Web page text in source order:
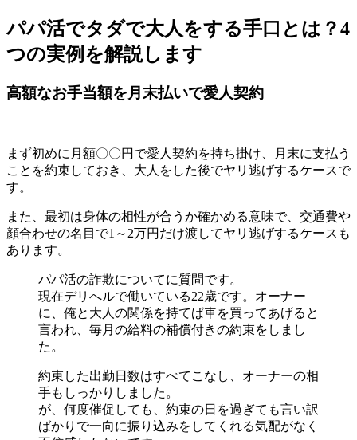
パパ活でタダで大人をする手口とは？4
つの実例を解説します
高額なお手当額を月末払いで愛人契約
まず初めに月額〇〇円で愛人契約を持ち掛け、月末に支払う
ことを約束しておき、大人をした後でヤリ逃げするケースで
す。
また、最初は身体の相性が合うか確かめる意味で、交通費や
顔合わせの名目で1～2万円だけ渡してヤリ逃げするケースも
あります。
パパ活の詐欺についてに質問です。
現在デリへルで働いている22歳です。オーナー
に、俺と大人の関係を持てば車を買ってあげると
言われ、毎月の給料の補償付きの約束をしまし
た。
約束した出勤日数はすべてこなし、オーナーの相
手もしっかりしました。
が、何度催促しても、約束の日を過ぎても言い訳
ばかりで一向に振り込みをしてくれる気配がなく